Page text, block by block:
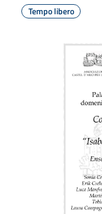
Tempo libero